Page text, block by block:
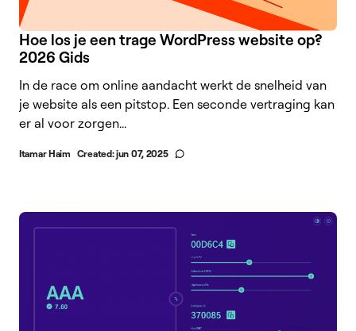
Hoe los je een trage WordPress website op?
2026 Gids
In de race om online aandacht werkt de snelheid van
je website als een pitstop. Een seconde vertraging kan
er al voor zorgen...
Itamar Haim Created:jun 07, 2025